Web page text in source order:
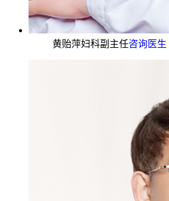
黄贻萍妇科副主任咨询医生